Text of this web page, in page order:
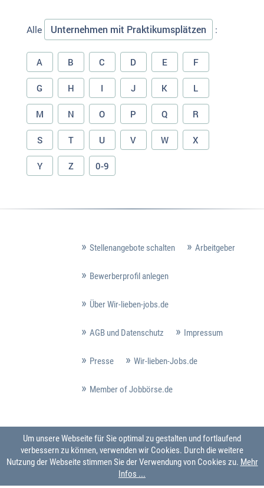
Alle Unternehmen mit Praktikumsplätzen :
A B C D E F
G H I J K L
M N O P Q R
S T U V W X
Y Z 0-9
Stellenangebote schalten Arbeitgeber
Bewerberprofil anlegen
Über Wir-lieben-jobs.de
AGB und Datenschutz Impressum
Presse Wir-lieben-Jobs.de
Member of Jobbörse.de
Um unsere Webseite für Sie optimal zu gestalten und fortlaufend
verbessern zu können, verwenden wir Cookies. Durch die weitere
Nutzung der Webseite stimmen Sie der Verwendung von Cookies zu. Mehr
Infos ...